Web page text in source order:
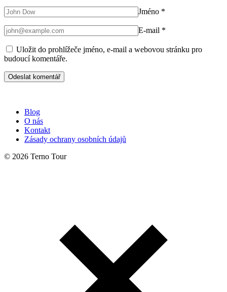
Jméno *
E-mail *
Uložit do prohlížeče jméno, e-mail a webovou stránku pro
budoucí komentáře.
Blog
O nás
Kontakt
Zásady ochrany osobních údajů
© 2026 Terno Tour